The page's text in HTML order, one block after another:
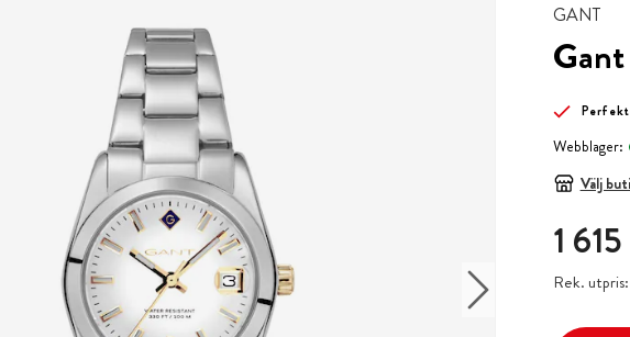
GANT
Webblager:
Välj
Pris: 1 615
1
Rek. utpris: